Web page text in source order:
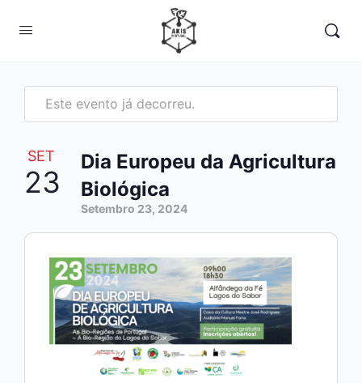
Este evento já decorreu.
SET
23
Dia Europeu da Agricultura
Biológica
Setembro 23, 2024